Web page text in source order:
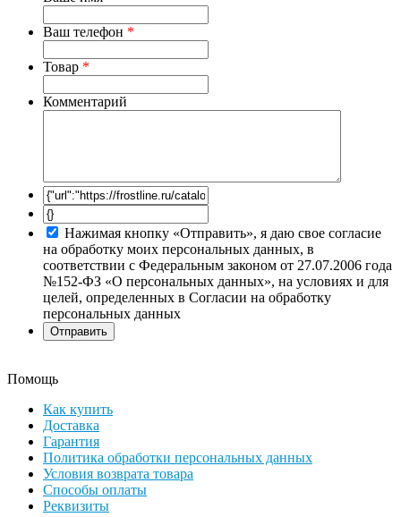
Ваш телефон *
Товар *
Комментарий
Нажимая кнопку «Отправить», я даю свое согласие
на обработку моих персональных данных, в
соответствии с Федеральным законом от 27.07.2006 года
№152-ФЗ «О персональных данных», на условиях и для
целей, определенных в Согласии на обработку
персональных данных
Помощь
Как купить
Доставка
Гарантия
Политика обработки персональных данных
Условия возврата товара
Способы оплаты
Реквизиты